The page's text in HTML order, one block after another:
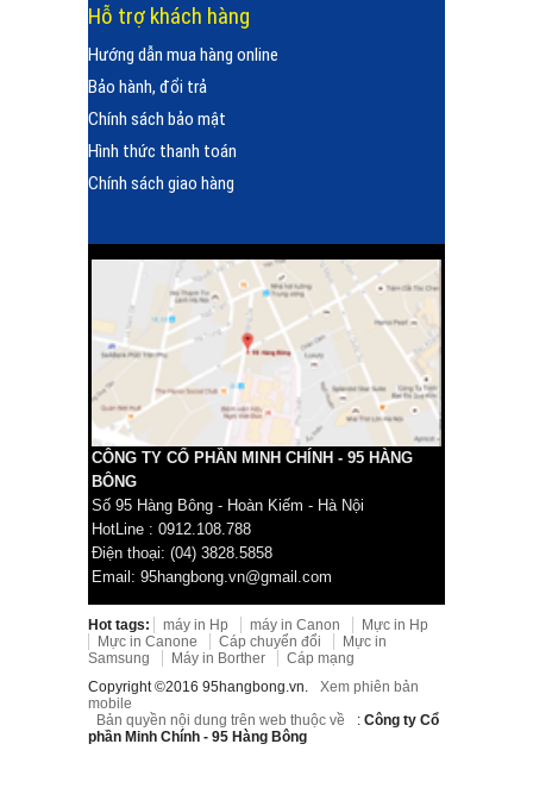
Hỗ trợ khách hàng
Hướng dẫn mua hàng online
Bảo hành, đổi trả
Chính sách bảo mật
Hình thức thanh toán
Chính sách giao hàng
CÔNG TY CỔ PHẦN MINH CHÍNH - 95 HÀNG
BÔNG
Số 95 Hàng Bông - Hoàn Kiếm - Hà Nội
HotLine : 0912.108.788
Điện thoại: (04) 3828.5858
Email: 95hangbong.vn@gmail.com
Hot tags: máy in Hp máy in Canon
Mực in Hp
Mực in Canone
Cáp chuyển đổi
Mực in
Samsung
Máy in Borther
Cáp mạng
Copyright ©2016 95hangbong.vn.
Xem phiên bản
mobile
Bản quyền nội dung trên web thuộc về
: Công ty Cổ
phần Minh Chính - 95 Hàng Bông